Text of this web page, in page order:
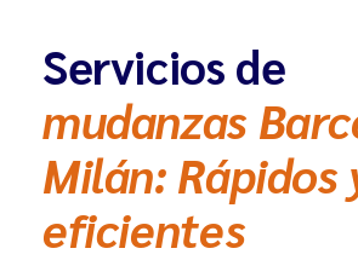
Servicios de
mudanzas
Milán: Rápidos
eficientes